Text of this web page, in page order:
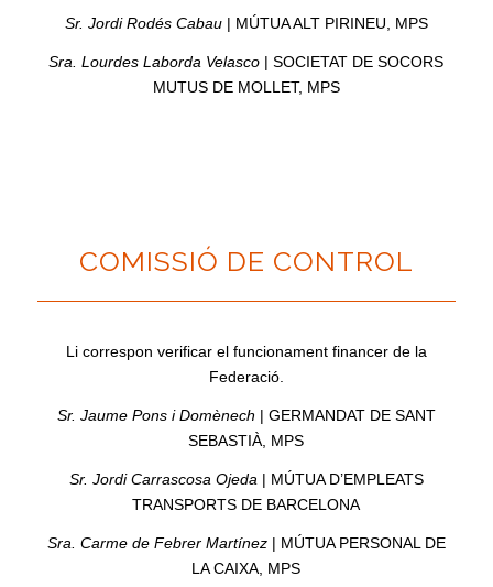
Sr. Jordi Rodés Cabau | MÚTUA ALT PIRINEU, MPS
Sra. Lourdes Laborda Velasco | SOCIETAT DE SOCORS
MUTUS DE MOLLET, MPS
COMISSIÓ DE CONTROL
Li correspon verificar el funcionament financer de la
Federació.
Sr. Jaume Pons i Domènech | GERMANDAT DE SANT
SEBASTIÀ, MPS
Sr. Jordi Carrascosa Ojeda | MÚTUA D’EMPLEATS
TRANSPORTS DE BARCELONA
Sra. Carme de Febrer Martínez | MÚTUA PERSONAL DE
LA CAIXA, MPS